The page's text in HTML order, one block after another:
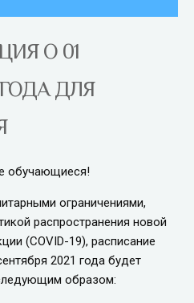
О 01
ДЛЯ
обучающиеся!
ограничениями,
распространения новой
(COVID-19), расписание
2021 года будет
образом: